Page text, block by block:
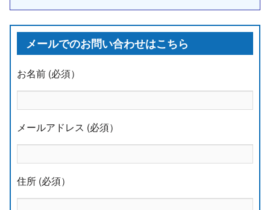
メールでのお問い合わせはこちら
お名前 (必須）
メールアドレス (必須）
住所 (必須）